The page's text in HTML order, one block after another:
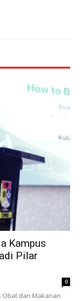
Kampus
Pilar
0
Obat dan Makanan